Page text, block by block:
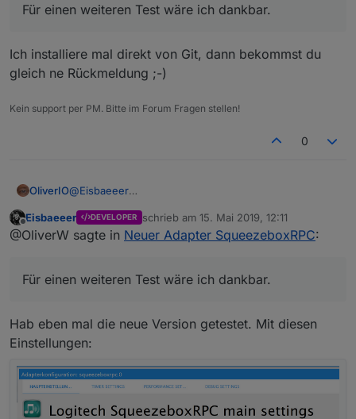
Für einen weiteren Test wäre ich dankbar.
Ich installiere mal direkt von Git, dann bekommst du
gleich ne Rückmeldung ;-)
Kein support per PM. Bitte im Forum Fragen stellen!
0
OliverIO@Eisbaeeer
Eigentlich sollte es beim hören auf Broadcasts nicht
zu diesen Konflikten kommen. Dafür gibt es bei beim
funktioniert. Die Wildnis ist aber immer eine eigene
auch schon mit node 12 Test),
wird die v0.8.9 nach npm gepublised
Offline
Eisbaeeer DEVELOPER schrieb am 15. Mai 2019, 12:11
zuletzt editiert von
@OliverW sagte in Neuer Adapter SqueezeboxRPC:
Für einen weiteren Test wäre ich dankbar.
Hab eben mal die neue Version getestet. Mit diesen
Einstellungen: